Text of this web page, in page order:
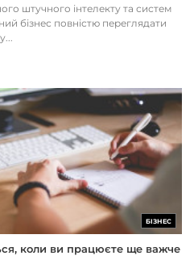
штучного інтелекту та систем
бізнес повністю переглядати
БІЗНЕС
коли ви працюєте ще важче